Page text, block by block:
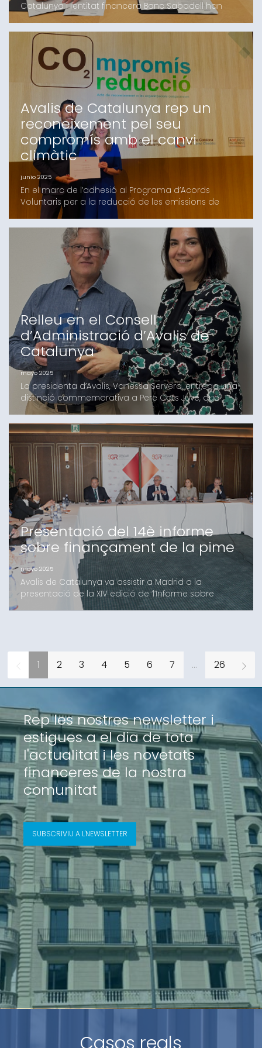
Catalunya i l'entitat financera Banc Sabadell han
renovat el conveni de col·laboració per a facilitar a
les empreses i autònoms i autònomes de Catalunya
l'accés al finançament dels projectes d'inversió i
d’activitat.La signatura d’aquest conveni manifesta la
voluntat de les dues parts per a refermar
Avalis de Catalunya rep un
reconeixement pel seu
compromís amb el canvi
climàtic
junio 2025
En el marc de l’adhesió al Programa d’Acords
Voluntaris per a la reducció de les emissions de
Gasos amb Efecte d’Hivernacle (GEH), impulsat per la
Generalitat de Catalunya, Avalis ha rebut un
certificat de reconeixement com a organització
compromesa amb el canvi climàtic. A l’acte de
lliurament, celebrat a l’auditori del Districte
Administratiu i p
Relleu en el Consell
d’Administració d’Avalis de
Catalunya
mayo 2025
La presidenta d’Avalis, Vanessa Servera, entrega una
distinció commemorativa a Pere Cots Juvé, que
deixa l’entitat després de més de 20 anys Pere Cots
Juvé, en representació de Pimec, ha deixat de ser
membre del Consell d’Administració d’Avalis de
Catalunya. Pere Cots, que exerceix com a director
del Departament de Consultoria Estratègica i
Finança
Presentació del 14è informe
sobre finançament de la pime
mayo 2025
Avalis de Catalunya va assistir a Madrid a la
presentació de la XIV edició de ‘l’Informe sobre
Finançament de la Pime’, elaborat per Cesgar amb
termini i una major estabilitat financera. En aquest
1 2 3 4 5 6 7 ... 26
Rep les nostres newsletter i
estigues a el dia de tota
l'actualitat i les novetats
financeres de la nostra
comunitat
SUBSCRIVIU A L'NEWSLETTER